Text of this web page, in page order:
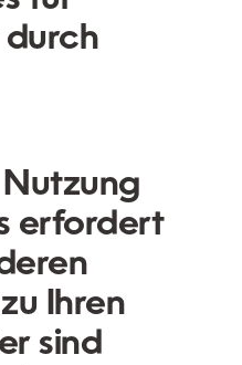
erfordert
Ihren
sind